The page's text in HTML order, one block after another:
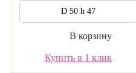
D 50 h 47
В корзину
Купить в 1 клик